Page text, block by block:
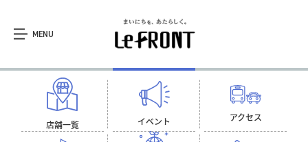
MENU
店舗一覧 イベント アクセス